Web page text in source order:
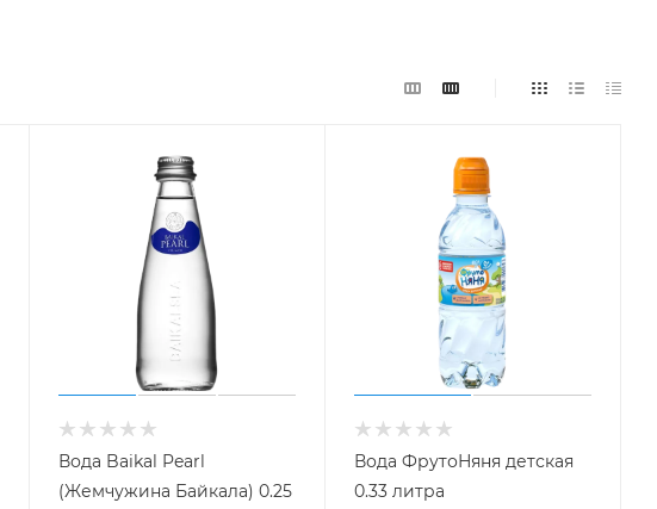
Вода Baikal Pearl
(Жемчужина Байкала) 0.25
Вода ФрутоНяня детская
0.33 литра